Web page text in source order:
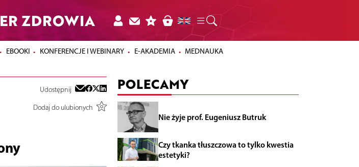
ZDROWIA
EBOOKI KONFERENCJE I WEBINARY E-AKADEMIA MEDNAUKA
Udostępnij
Dodaj do ulubionych
POLECAMY
Nie żyje prof. Eugeniusz Butruk
Czy tkanka tłuszczowa to tylko kwestia
estetyki?